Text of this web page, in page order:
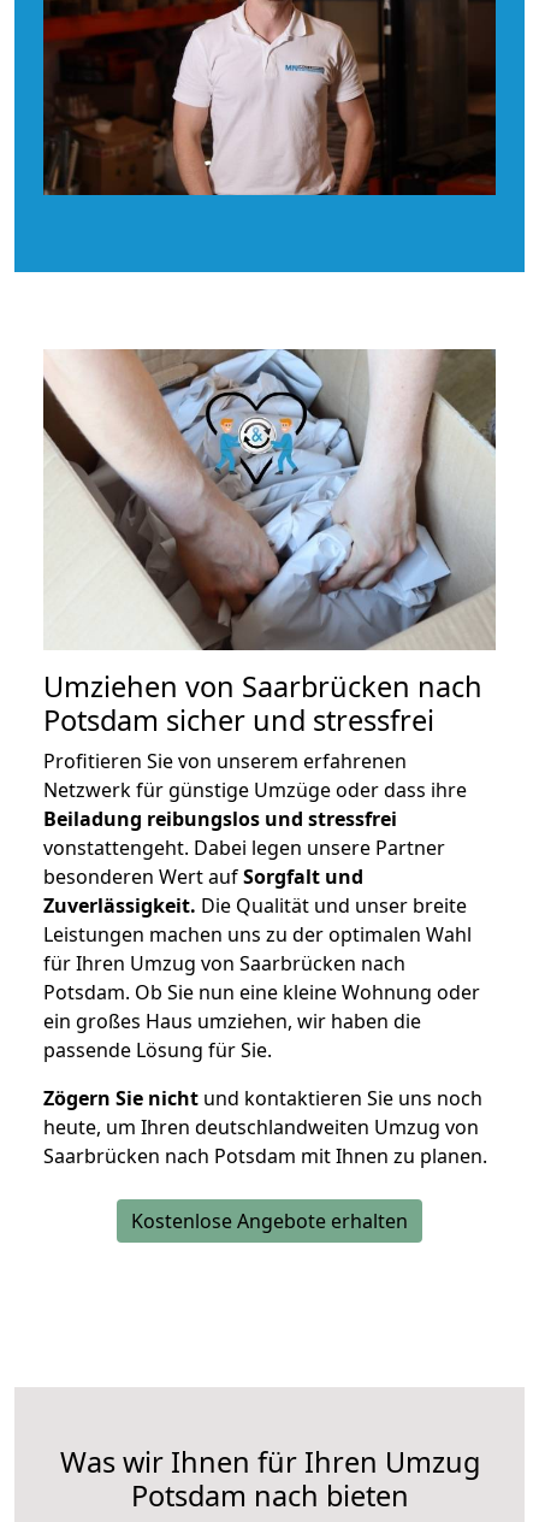
Umziehen von Saarbrücken nach
Potsdam sicher und stressfrei
Profitieren Sie von unserem erfahrenen
Netzwerk für günstige Umzüge oder dass ihre
Beiladung reibungslos und stressfrei
vonstattengeht. Dabei legen unsere Partner
besonderen Wert aufSorgfalt und
Zuverlässigkeit. Die Qualität und unser breite
Leistungen machen uns zu der optimalen Wahl
für Ihren Umzug von Saarbrücken nach
Potsdam. Ob Sie nun eine kleine Wohnung oder
ein großes Haus umziehen, wir haben die
passende Lösung für Sie.
Zögern Sie nicht und kontaktieren Sie uns noch
heute, um Ihren deutschlandweiten Umzug von
Saarbrücken nach Potsdam mit Ihnen zu planen.
Kostenlose Angebote erhalten
Was wir Ihnen für Ihren Umzug
Potsdam nach bieten